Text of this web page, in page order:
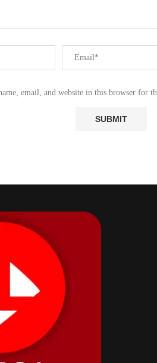
email, and website in this browser for